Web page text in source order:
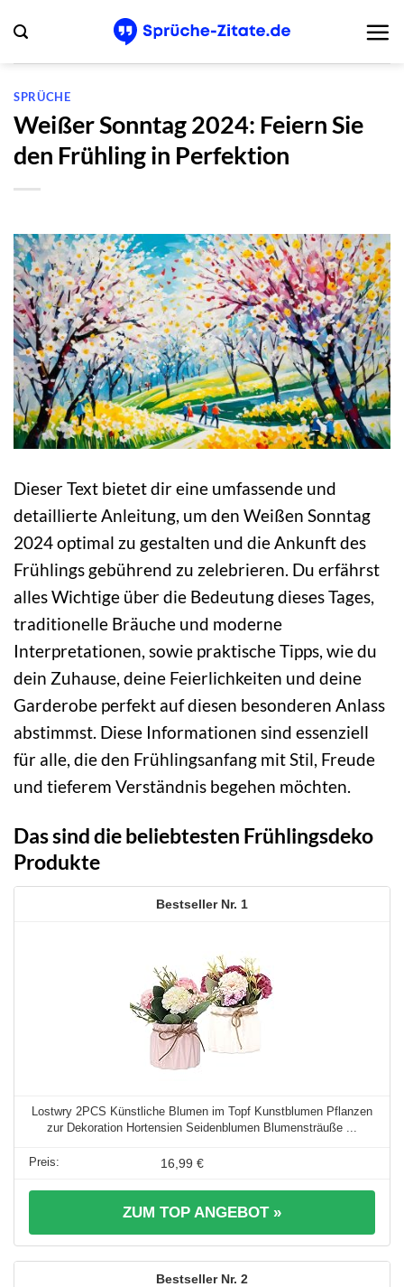
Inhalt
springen
SPRÜCHE
Weißer Sonntag 2024: Feiern Sie
den Frühling in Perfektion
Dieser Text bietet dir eine umfassende und
detaillierte Anleitung, um den Weißen Sonntag
2024 optimal zu gestalten und die Ankunft des
Frühlings gebührend zu zelebrieren. Du erfährst
alles Wichtige über die Bedeutung dieses Tages,
traditionelle Bräuche und moderne
Interpretationen, sowie praktische Tipps, wie du
dein Zuhause, deine Feierlichkeiten und deine
Garderobe perfekt auf diesen besonderen Anlass
abstimmst. Diese Informationen sind essenziell
für alle, die den Frühlingsanfang mit Stil, Freude
und tieferem Verständnis begehen möchten.
Das sind die beliebtesten Frühlingsdeko
Produkte
1
Lostwry 2PCS Künstliche Blumen im Topf Kunstblumen Pflanzen
zur Dekoration Hortensien Seidenblumen Blumensträuße ...
16,99 €
ZUM TOP ANGEBOT »
2